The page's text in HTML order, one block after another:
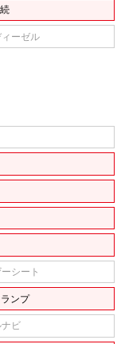
ーゼル
シート
ンプ
ビ